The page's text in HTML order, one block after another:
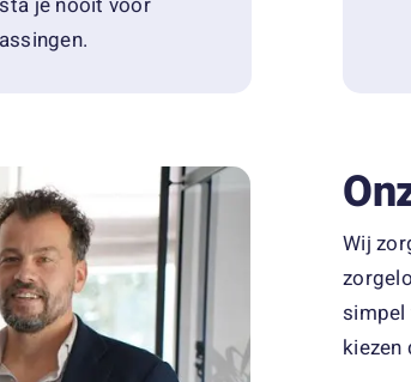
Wij
simpel
kiezen